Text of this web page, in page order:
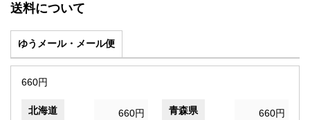
送料について
ゆうメール・メール便
660円
北海道 660円 青森県 660円